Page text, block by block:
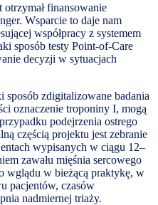
otrzymał finansowanie
Wsparcie to daje nam
współpracy z systemem
sposób testy Point-of-Care
decyzji w sytuacjach
sposób zdigitalizowane badania
oznaczenie troponiny I, mogą
podejrzenia ostrego
częścią projektu jest zebranie
wypisanych w ciągu 12–
zawału mięśnia sercowego
wglądu w bieżącą praktykę, w
pacjentów, czasów
nadmiernej triaży.